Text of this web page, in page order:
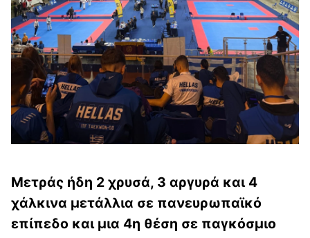
Μετράς ήδη 2 χρυσά, 3 αργυρά και 4
χάλκινα μετάλλια σε πανευρωπαϊκό
επίπεδο και μια 4η θέση σε παγκόσμιο